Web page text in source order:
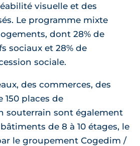
visuelle et des
Le programme mixte
dont 28% de
sociaux et 28% de
sociale.
des commerces, des
150 places de
souterrain sont également
de 8 à 10 étages, le
le groupement Cogedim /